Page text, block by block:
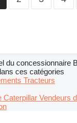
du concessionnaire
ces catégories
Tracteurs
Caterpillar Vendeurs